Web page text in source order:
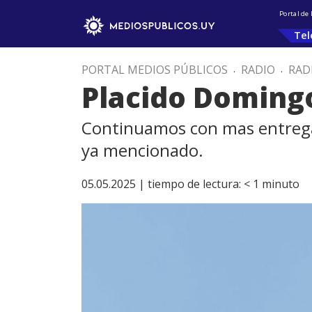
Portal de
PORTAL MEDIOS PÚBLICOS . RADIO .
Placido
Continuamos con mas
ya mencionado.
05.05.2025 | tiempo de lectura: < 1 minuto